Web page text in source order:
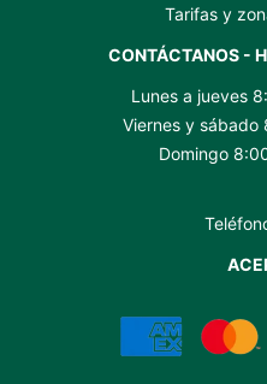
Tarifas y
CONTÁCTANOS -
Lunes a jueves
Viernes y sábado
Domingo